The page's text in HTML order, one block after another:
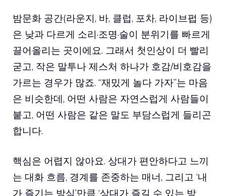
밤문화 공간(라운지, 바, 클럽, 포차, 라이브펍 등)
은 낮과 다르게 소리·조명·술이 분위기를 빠르게
끌어올리는 곳이에요. 그래서 첫인상이 더 빨리
굳고, 작은 말투나 제스처 하나가 호감/비호감을
가르는 경우가 많죠. “재밌게 놀다 가자”는 마음
은 비슷한데, 어떤 사람은 자연스럽게 사람들이
붙고, 어떤 사람은 같은 말도 부담스럽게 들리곤
합니다.
핵심은 어렵지 않아요. 상대가 편안하다고 느끼
는 대화 흐름, 경계를 존중하는 매너, 그리고 ‘내
가 즐기는 방식’만큼 ‘상대가 즐길 수 있는 방